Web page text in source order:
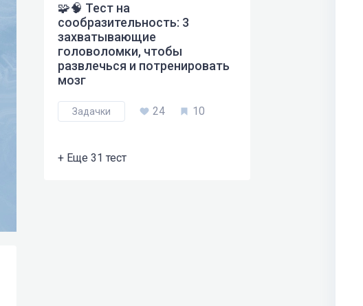
🧩🧠 Тест на
сообразительность: 3
захватывающие
головоломки, чтобы
развлечься и потренировать
мозг
Задачки 24 10
+ Еще 31 тест